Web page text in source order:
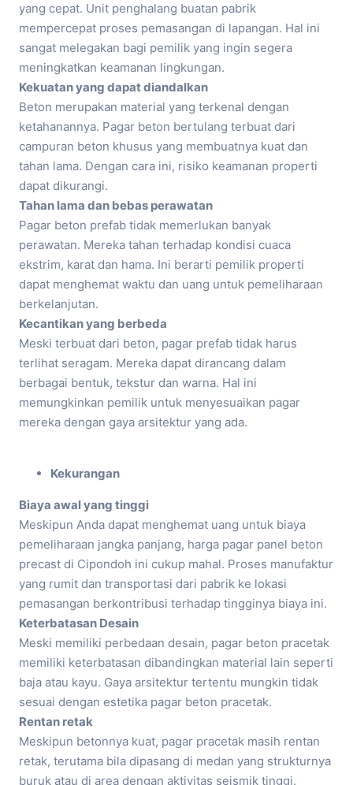
yang cepat. Unit penghalang buatan pabrik
mempercepat proses pemasangan di lapangan. Hal ini
sangat melegakan bagi pemilik yang ingin segera
meningkatkan keamanan lingkungan.
Kekuatan yang dapat diandalkan
Beton merupakan material yang terkenal dengan
ketahanannya. Pagar beton bertulang terbuat dari
campuran beton khusus yang membuatnya kuat dan
tahan lama. Dengan cara ini, risiko keamanan properti
dapat dikurangi.
Tahan lama dan bebas perawatan
Pagar beton prefab tidak memerlukan banyak
perawatan. Mereka tahan terhadap kondisi cuaca
ekstrim, karat dan hama. Ini berarti pemilik properti
dapat menghemat waktu dan uang untuk pemeliharaan
berkelanjutan.
Kecantikan yang berbeda
Meski terbuat dari beton, pagar prefab tidak harus
terlihat seragam. Mereka dapat dirancang dalam
berbagai bentuk, tekstur dan warna. Hal ini
memungkinkan pemilik untuk menyesuaikan pagar
mereka dengan gaya arsitektur yang ada.
Kekurangan
Biaya awal yang tinggi
Meskipun Anda dapat menghemat uang untuk biaya
pemeliharaan jangka panjang, harga pagar panel beton
precast di Cipondoh ini cukup mahal. Proses manufaktur
yang rumit dan transportasi dari pabrik ke lokasi
pemasangan berkontribusi terhadap tingginya biaya ini.
Keterbatasan Desain
Meski memiliki perbedaan desain, pagar beton pracetak
memiliki keterbatasan dibandingkan material lain seperti
baja atau kayu. Gaya arsitektur tertentu mungkin tidak
sesuai dengan estetika pagar beton pracetak.
Rentan retak
Meskipun betonnya kuat, pagar pracetak masih rentan
retak, terutama bila dipasang di medan yang strukturnya
buruk atau di area dengan aktivitas seismik tinggi.